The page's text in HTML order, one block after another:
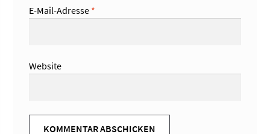
E-Mail-Adresse *
Website